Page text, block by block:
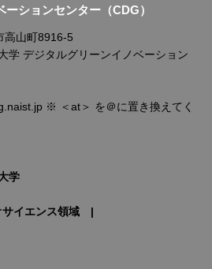
ションセンター（CDG）
高山町8916-5
学 デジタルグリーンイノベーション
※ ＜at＞ を＠に置き換えてく
学
サイエンス領域